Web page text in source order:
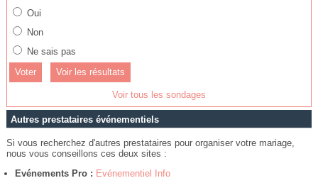
Oui
Non
Ne sais pas
Voir les résultats
Voir tous les sondages
Autres prestataires événementiels
Si vous recherchez d'autres prestataires pour organiser votre mariage,
nous vous conseillons ces deux sites :
Evénements Pro : Evénementiel Info